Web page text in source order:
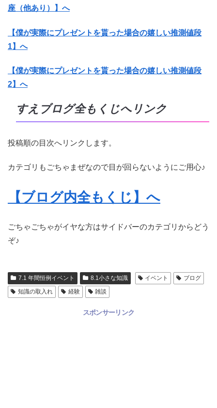
座（他あり）】へ
【僕が実際にプレゼントを貰った場合の嬉しい推測値段
1】へ
【僕が実際にプレゼントを貰った場合の嬉しい推測値段
2】へ
すえブログ全もくじへリンク
投稿順の目次へリンクします。
カテゴリもごちゃまぜなので目が回らないようにご用心♪
【ブログ内全もくじ】へ
ごちゃごちゃがイヤな方はサイドバーのカテゴリからどう
ぞ♪
7.1 年間恒例イベント 8.1小さな知識 イベント
ブログ
知識の取入れ
経験 雑談
スポンサーリンク